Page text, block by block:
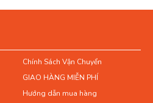
Chính Sách Vận Chuyển
GIAO HÀNG MIỄN PHÍ
Hướng dẫn mua hàng